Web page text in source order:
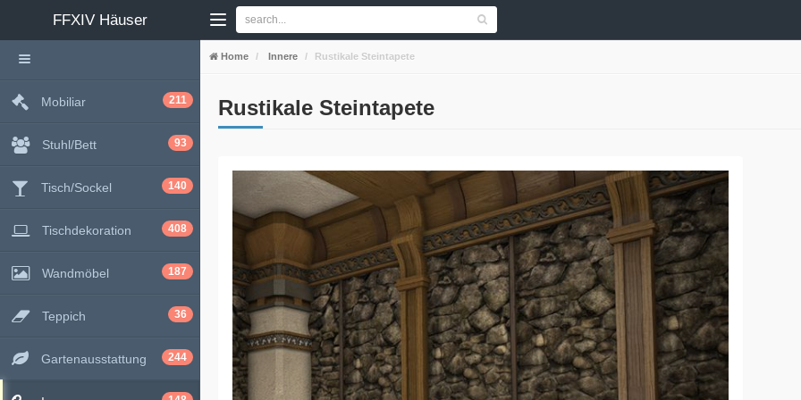
FFXIV Häuser
Home Innere Rustikale Steintapete
Rustikale Steintapete
Mobiliar 211
Stuhl/Bett 93
Tisch/Sockel 140
Tischdekoration 408
Wandmöbel 187
Teppich 36
Gartenausstattung 244